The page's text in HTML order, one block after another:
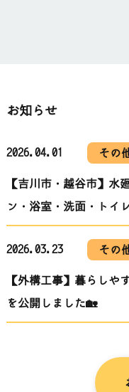
お知らせ
2026.04.01 その
【吉川市・越谷市】水
ン・浴室・洗面・トイ
2026.03.23 その
【外構工事】暮らしや
を公開しました🏡